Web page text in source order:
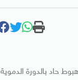
جمعة علي حميدة ” 65 سنة ” توفي نتيجة هبوط حاد بالدورة الدموية